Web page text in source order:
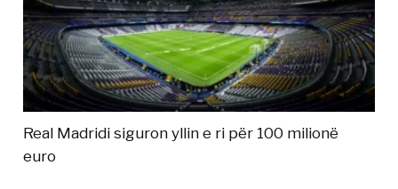
Real Madridi siguron yllin e ri për 100 milionë
euro